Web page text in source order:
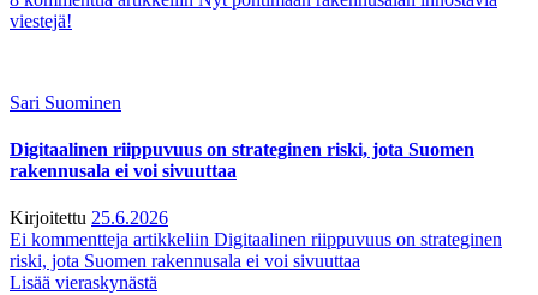
viestejä!
Sari Suominen
Digitaalinen riippuvuus on strateginen riski, jota Suomen
rakennusala ei voi sivuuttaa
Kirjoitettu 25.6.2026
Ei kommentteja artikkeliin Digitaalinen riippuvuus on strateginen
riski, jota Suomen rakennusala ei voi sivuuttaa
Lisää vieraskynästä